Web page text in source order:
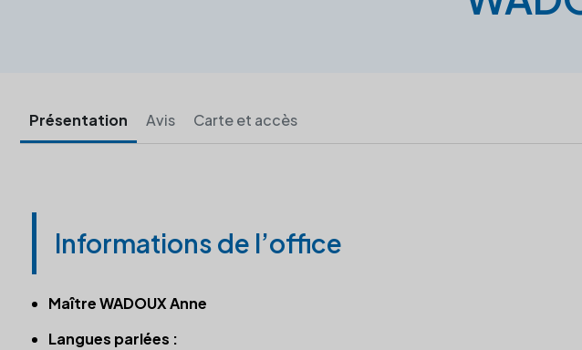
Présentation Avis Carte et accès
Informations de l’office
Maître WADOUX Anne
Langues parlées :